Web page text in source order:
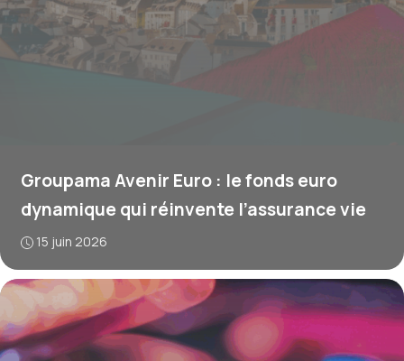
Groupama Avenir Euro : le fonds euro
dynamique qui réinvente l’assurance vie
15 juin 2026